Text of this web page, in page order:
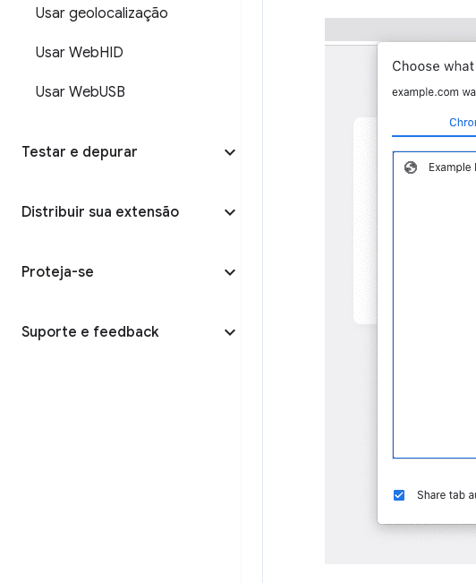
Usar geolocalização
Usar WebHID
Usar WebUSB
Testar e depurar
Distribuir sua extensão
Proteja-se
Suporte e feedback